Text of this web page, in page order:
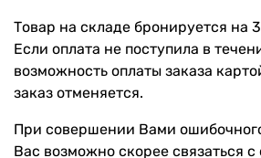
Товар на складе бронируется на
Если оплата не поступила в
возможность оплаты заказа
заказ отменяется.
При совершении Вами
Вас возможно скорее связаться